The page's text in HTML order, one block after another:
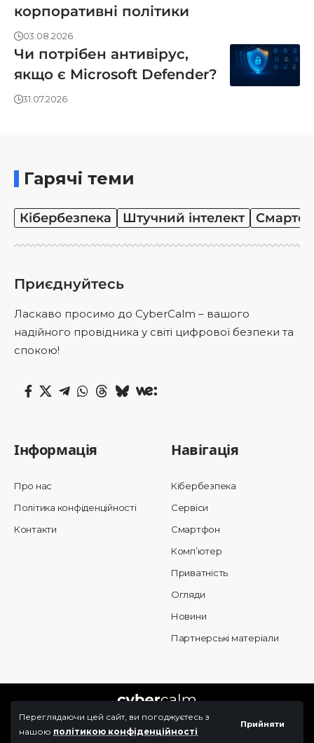
Переглядаючи цей сайт, ви погоджуєтесь з
нашою політикою конфіденційності
Прийняти
корпоративні політики
03.08.2026
Чи потрібен антивірус,
якщо є Microsoft Defender?
31.07.2026
Гарячі теми
Кібербезпека Штучний інтелект
Приєднуйтесь
Ласкаво просимо до CyberCalm – вашого
надійного провідника у світі цифрової безпеки та
спокою!
Інформація
Про нас
Політика конфіденційності
Контакти
Навігація
Кібербезпека
Сервіси
Смартфон
Комп’ютер
Приватність
Огляди
Новини
Партнерські матеріали
© 2025 Cybercalm. All Rights Reserved.